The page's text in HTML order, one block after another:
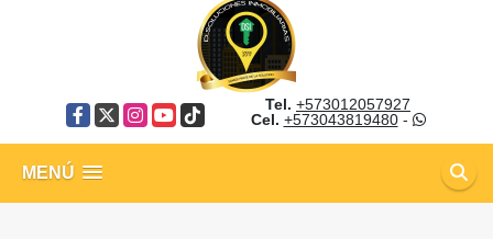
Facebook
X Instagram
YouTube
TikTok
Tel. +573012057927
Cel. +573043819480-
MENÚ